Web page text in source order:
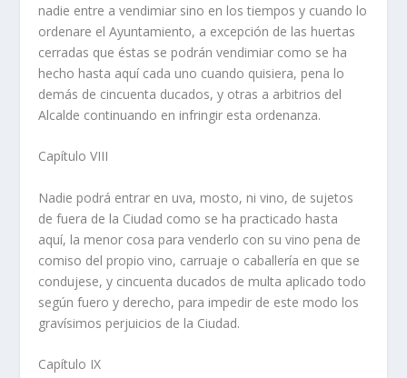
nadie entre a vendimiar sino en los tiempos y cuando lo
ordenare el Ayuntamiento, a excepción de las huertas
cerradas que éstas se podrán vendimiar como se ha
hecho hasta aquí­ cada uno cuando quisiera, pena lo
demás de cincuenta ducados, y otras a arbitrios del
Alcalde continuando en infringir esta ordenanza.
Capí­tulo VIII
Nadie podrá entrar en uva, mosto, ni vino, de sujetos
de fuera de la Ciudad como se ha practicado hasta
aquí­, la menor cosa para venderlo con su vino pena de
comiso del propio vino, carruaje o caballerí­a en que se
condujese, y cincuenta ducados de multa aplicado todo
según fuero y derecho, para impedir de este modo los
graví­simos perjuicios de la Ciudad.
Capí­tulo IX